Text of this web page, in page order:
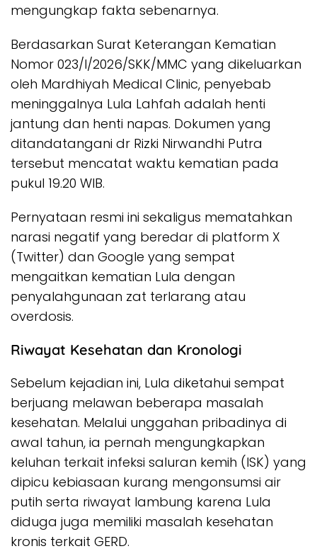
mengungkap fakta sebenarnya.
Berdasarkan Surat Keterangan Kematian
Nomor 023/I/2026/SKK/MMC yang dikeluarkan
oleh Mardhiyah Medical Clinic, penyebab
meninggalnya Lula Lahfah adalah henti
jantung dan henti napas. Dokumen yang
ditandatangani dr Rizki Nirwandhi Putra
tersebut mencatat waktu kematian pada
pukul 19.20 WIB.
​Pernyataan resmi ini sekaligus mematahkan
narasi negatif yang beredar di platform X
(Twitter) dan Google yang sempat
mengaitkan kematian Lula dengan
penyalahgunaan zat terlarang atau
overdosis.
​Riwayat Kesehatan dan Kronologi
​Sebelum kejadian ini, Lula diketahui sempat
berjuang melawan beberapa masalah
kesehatan. Melalui unggahan pribadinya di
awal tahun, ia pernah mengungkapkan
keluhan terkait infeksi saluran kemih (ISK) yang
dipicu kebiasaan kurang mengonsumsi air
putih serta riwayat lambung karena Lula
diduga juga memiliki masalah kesehatan
kronis terkait GERD.